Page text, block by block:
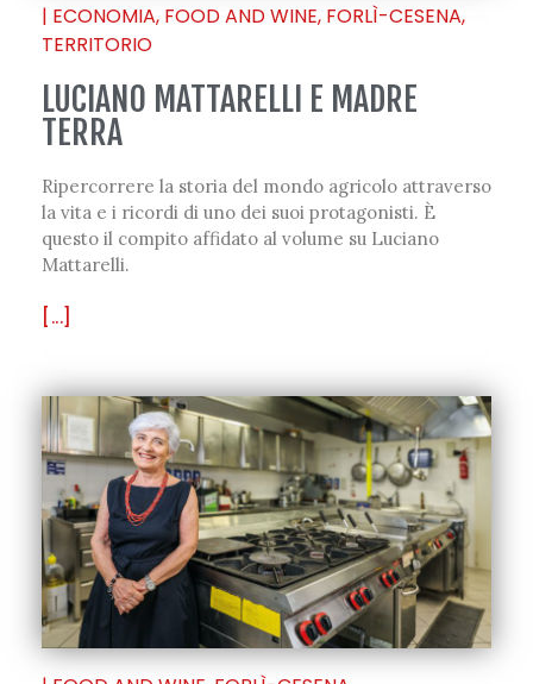
| ECONOMIA, FOOD AND WINE, FORLÌ-CESENA,
TERRITORIO
LUCIANO MATTARELLI E MADRE
TERRA
Ripercorrere la storia del mondo agricolo attraverso
la vita e i ricordi di uno dei suoi protagonisti. È
questo il compito affidato al volume su Luciano
Mattarelli.
[...]